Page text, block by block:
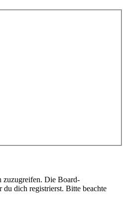
zuzugreifen. Die Board-
dich registrierst. Bitte beachte